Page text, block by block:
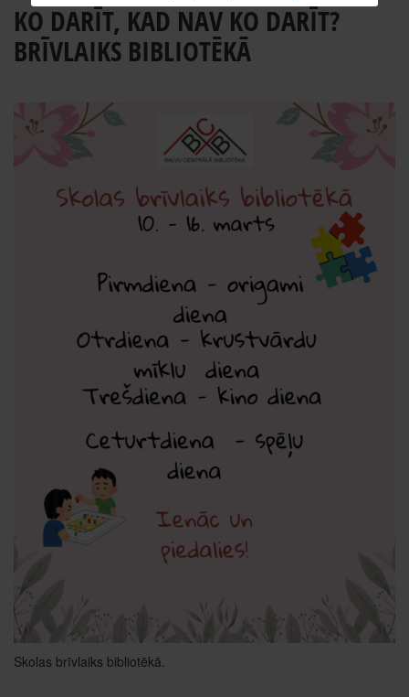
KO DARĪT, KAD NAV KO DARĪT?
BRĪVLAIKS BIBLIOTĒKĀ
Skolas brīvlaiks bibliotēkā.